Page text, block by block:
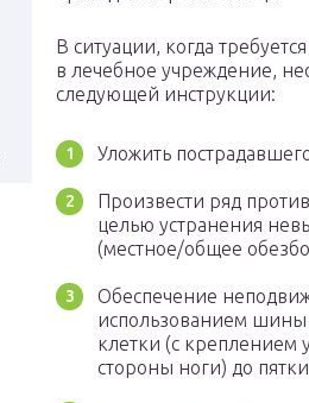
В ситуации, когда
в лечебное учреждение,
следующей инструкции:
Уложить
Произвести ряд
целью устранения
(местное/общее
Обеспечение
использованием
клетки (с креплением
стороны ноги) до